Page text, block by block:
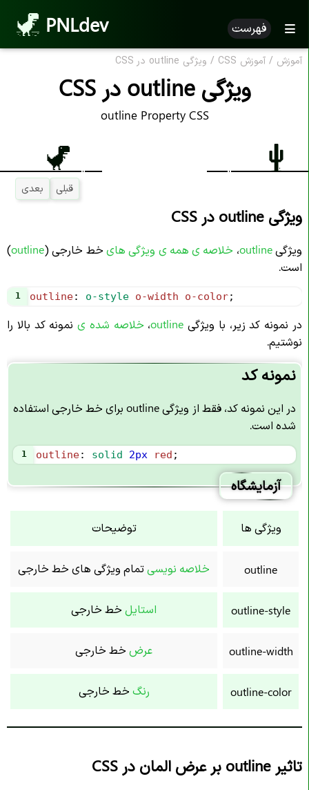
PNLdev فهرست
آموزش / آموزش CSS / ویژگی outline در CSS
ویژگی outline در CSS
outline Property CSS
قبلی بعدی
ویژگی outline در CSS
ویژگیoutline، خلاصه ی همه ی ویژگی های خط خارجی (outline
)
است.
1 outline: o-style o-width o-color;
در نمونه کد زیر، با ویژگی outline، خلاصه شده ینمونه کد بالا را
نوشتیم.
نمونه کد
در این نمونه کد، فقط از ویژگی outline برای خط خارجی استفاده
شده است.
1 outline: solid 2px red ;
آزمایشگاه
ویژگی ها توضیحات
outline خلاصه نویسیتمام ویژگی های خط خارجی
outline-style استایل خط خارجی
outline-width عرض خط خارجی
outline-color رنگ خط خارجی
تاثیر outline بر عرض المان در CSS